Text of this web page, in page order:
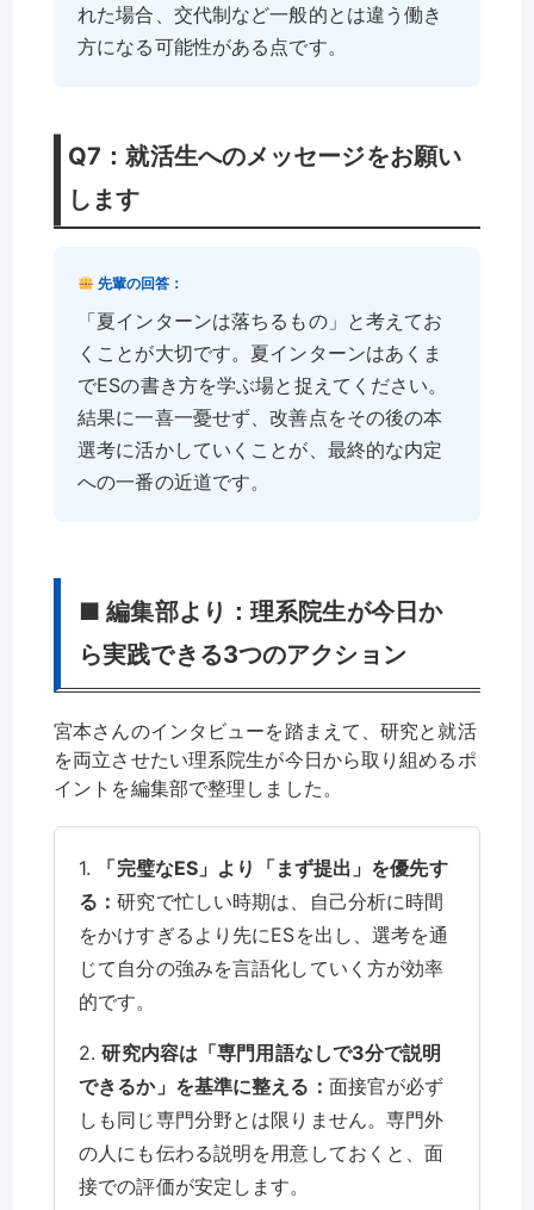
れた場合、交代制など一般的とは違う働き
方になる可能性がある点です。
Q7：就活生へのメッセージをお願い
します
先輩の回答：
「夏インターンは落ちるもの」と考えてお
くことが大切です。夏インターンはあくま
でESの書き方を学ぶ場と捉えてください。
結果に一喜一憂せず、改善点をその後の本
選考に活かしていくことが、最終的な内定
への一番の近道です。
■ 編集部より：理系院生が今日か
ら実践できる3つのアクション
宮本さんのインタビューを踏まえて、研究と就活
を両立させたい理系院生が今日から取り組めるポ
イントを編集部で整理しました。
1.
「完璧なES」より「まず提出」を優先す
る：研究で忙しい時期は、自己分析に時間
をかけすぎるより先にESを出し、選考を通
じて自分の強みを言語化していく方が効率
的です。
2.研究内容は「専門用語なしで3分で説明
できるか」を基準に整える： 面接官が必ず
しも同じ専門分野とは限りません。専門外
の人にも伝わる説明を用意しておくと、面
接での評価が安定します。